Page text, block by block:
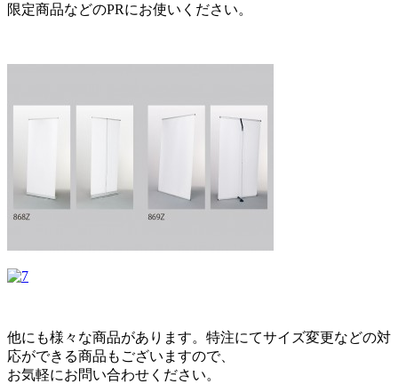
限定商品などのPRにお使いください。
他にも様々な商品があります。特注にてサイズ変更などの対
応ができる商品もございますので、
お気軽にお問い合わせください。